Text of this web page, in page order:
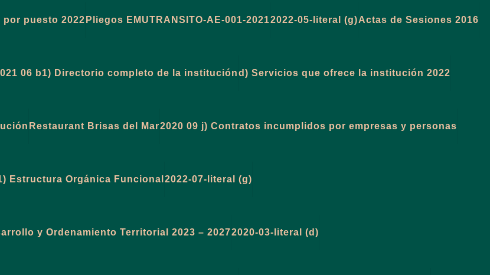
puesto 2022 Pliegos EMUTRANSITO-AE-001-20212022-05-literal (g)Actas de Sesiones 2016
06 b1) Directorio completo de la instituciónd) Servicios que ofrece la institución 2022
Restaurant Brisas del Mar2020 09 j) Contratos incumplidos por empresas y personas
Estructura Orgánica Funcional 2022-07-literal (g)
y Ordenamiento Territorial 2023 – 20272020-03-literal (d)